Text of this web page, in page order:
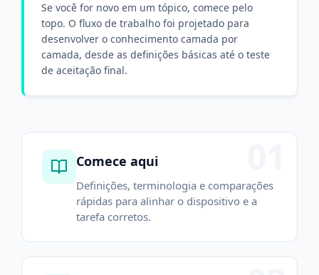
Se você for novo em um tópico, comece pelo
topo. O fluxo de trabalho foi projetado para
desenvolver o conhecimento camada por
camada, desde as definições básicas até o teste
de aceitação final.
Comece aqui
Definições, terminologia e comparações
rápidas para alinhar o dispositivo e a
tarefa corretos.